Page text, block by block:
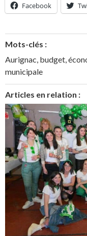
Facebook
Mots-clés :
Aurignac, budget,
municipale
Articles en relation :